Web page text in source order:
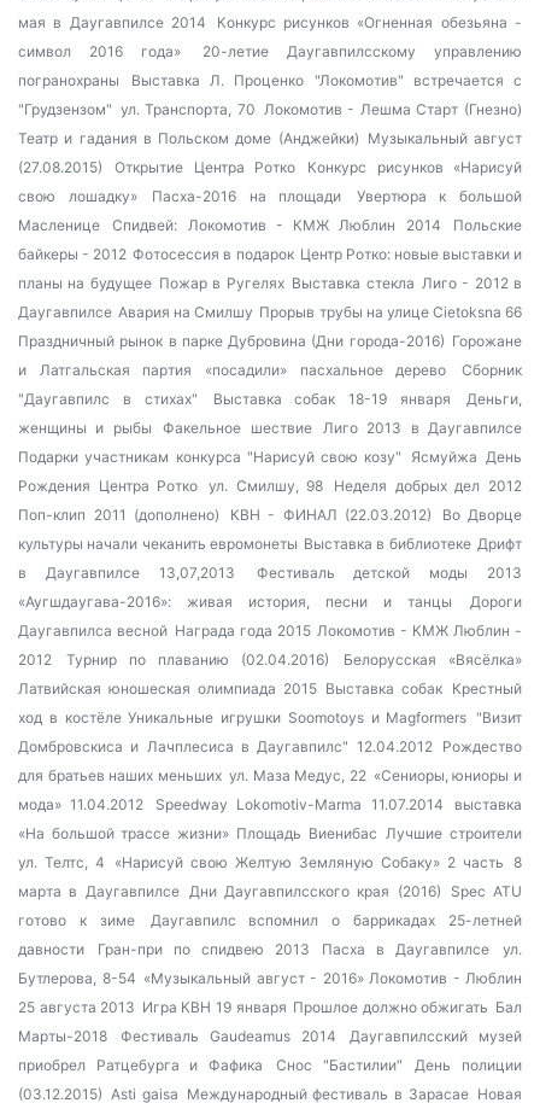
мая в Даугавпилсе 2014
Конкурс рисунков «Огненная обезьяна -
символ 2016 года»
20-летие Даугавпилсскому управлению
погранохраны
Выставка Л. Проценко
"Локомотив" встречается с
"Грудзензом" ул. Транспорта, 70 Локомотив - Лешма Старт (Гнезно)
Театр и гадания в Польском доме (Анджейки) Музыкальный август
(27.08.2015)
Открытие Центра Ротко
Конкурс рисунков «Нарисуй
свою лошадку»
Пасха-2016 на площади
Увертюра к большой
Масленице
Спидвей: Локомотив - КМЖ Люблин 2014
Польские
байкеры - 2012 Фотосессия в подарок Центр Ротко: новые выставки и
планы на будущее Пожар в Ругелях Выставка стекла Лиго - 2012 в
Даугавпилсе Авария на Смилшу Прорыв трубы на улице Cietoksna 66
Праздничный рынок в парке Дубровина (Дни города-2016) Горожане
и Латгальская партия «посадили» пасхальное дерево
Сборник
"Даугавпилс в стихах"
Выставка собак 18-19 января
Деньги,
женщины и рыбы
Факельное шествие
Лиго 2013 в Даугавпилсе
Подарки участникам конкурса "Нарисуй свою козу"
Ясмуйжа День
Рождения Центра Ротко
ул. Смилшу, 98
Неделя добрых дел 2012
Поп-клип 2011 (дополнено)
КВН - ФИНАЛ (22.03.2012)
Во Дворце
культуры начали чеканить евромонеты Выставка в библиотеке Дрифт
в Даугавпилсе 13,07,2013
Фестиваль детской моды 2013
«Аугшдаугава-2016»: живая история, песни и танцы
Дороги
Даугавпилса весной Награда года 2015 Локомотив - КМЖ Люблин -
2012
Турнир по плаванию (02.04.2016)
Белорусская «Вясёлка»
Латвийская юношеская олимпиада 2015 Выставка собак Крестный
ход в костёлеУникальные игрушки Soomotoys и Magformers "Визит
Домбровскиса и Лачплесиса в Даугавпилс" 12.04.2012
Рождество
для братьев наших меньших ул. Маза Медус, 22 «Сениоры, юниоры и
мода» 11.04.2012
Speedway Lokomotiv-Marma 11.07.2014
выставка
«На большой трассе жизни» Площадь Виенибас Лучшие строители
ул. Телтс, 4
«Нарисуй свою Желтую Земляную Собаку» 2 часть 8
марта в Даугавпилсе Дни Даугавпилсского края (2016)
Spec ATU
готово к зиме
Даугавпилс вспомнил о баррикадах 25-летней
давности
Гран-при по спидвею 2013 Пасха в Даугавпилсе
ул.
Бутлерова, 8-54 «Музыкальный август - 2016» Локомотив - Люблин
25 августа 2013 Игра КВН 19 января Прошлое должно обжигать Бал
Марты-2018
Фестиваль Gaudeamus 2014
Даугавпилсский музей
приобрел Ратцебурга и Фафика
Снос "Бастилии"
День полиции
(03.12.2015) Asti gaisa Международный фестиваль в Зарасае Новая